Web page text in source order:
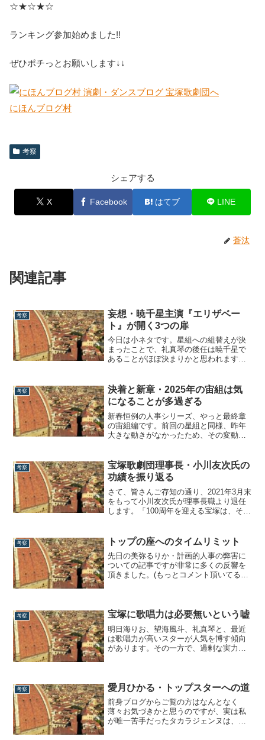
☆★☆★☆
ランキング参加始めました!!
ぜひポチっとお願いします↓↓
にほんブログ村
考察
シェアする
X Facebook はてブ LINE
蒼汰
関連記事
考察
妄想・暁千星主演『エリザベー
ト』が開く3つの扉
今日は小ネタです。星組への組替えが決
まったことで、礼真琴の後任は暁千星で
あることがほぼ決まりかと思われます。
か、ということ。もっと言ってしまう
と、思い出再演枠で新公主演を果たした
『エリザベート』を上演したら面白いの
になぁと個人的...
考察
決着と新章・2025年の宙組は気
になることが多過ぎる
新春恒例の人事シリーズ、やっと最終章
の宙組編です。前回の星組と同様、昨年
大きな動きがなかったため、その変動で
きます。【組替え後の各組体制】 花組
月組雪組星組宙組トップ永久輝鳳月朝美
暁桜木2聖乃風間瀬央瑠風水美3極美礼華
縣天飛鷹翔...
考察
宝塚歌劇団理事長・小川友次氏の
功績を振り返る
さて、皆さんご存知の通り、2021年3月末
をもって小川友次氏が理事長職より退任
します。「100周年を迎える宝塚は、そこ
ながら、巧みな経営手腕により業績は右
肩上がりで上昇。コロナ禍前の2019年は
280万人の動員を記録し、宝塚...
考察 トップの座へのタイムリミット
先日の美弥るりか・計画的人事の弊害に
ついての記事ですが非常に多くの反響を
頂きました。(もっとコメント頂いてるの
と。まぁ、確かにその通りですよね。中
長期的に人事が動くとなると、「研10以
降くらい...
考察 宝塚に歌唱力は必要無いという嘘
明日海りお、望海風斗、礼真琴と、最近
は歌唱力が高いスターが人気を博す傾向
があります。その一方で、過剰な実力偏
れるわけだけれども、ちょっと待って欲
しい。本当にそうでしょうか？というわ
けで本日は、...
考察 愛月ひかる・トップスターへの道
前身ブログからご覧の方はなんとなく
薄々お気づきかと思うのですが、実は私
が唯一苦手だったタカラジェンヌは、愛